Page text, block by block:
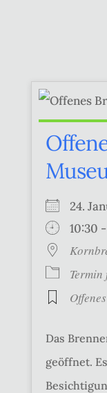
24.
10:30
Das
geöffnet.